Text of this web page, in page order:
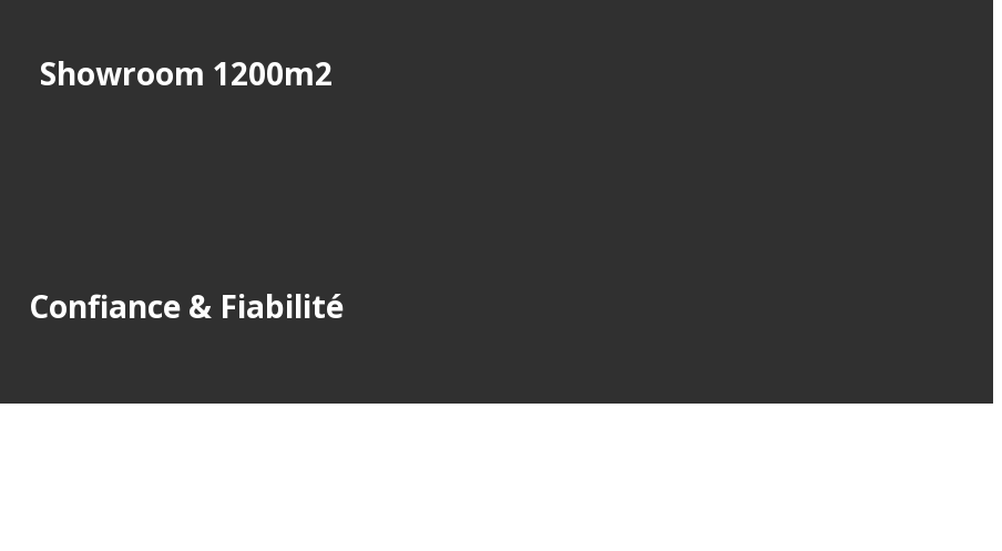
Showroom 1200m2
Confiance & Fiabilité